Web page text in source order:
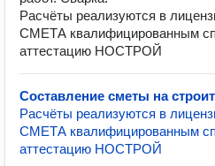
Расчёты реализуются в
СМЕТА квалифицированным
аттестацию НОСТРОЙ
Составление сметы на
Расчёты реализуются в
СМЕТА квалифицированным
аттестацию НОСТРОЙ